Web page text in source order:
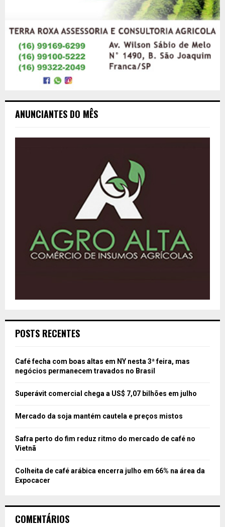
ANUNCIANTES DO MÊS
POSTS RECENTES
Café fecha com boas altas em NY nesta 3ª feira, mas
negócios permanecem travados no Brasil
Superávit comercial chega a US$ 7,07 bilhões em julho
Mercado da soja mantém cautela e preços mistos
Safra perto do fim reduz ritmo do mercado de café no
Vietnã
Colheita de café arábica encerra julho em 66% na área da
Expocacer
COMENTÁRIOS